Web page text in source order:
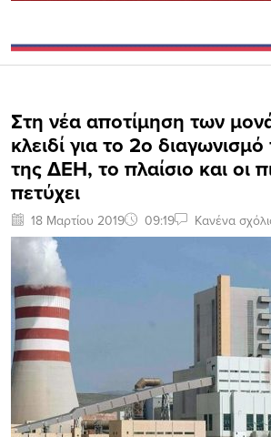
Στη νέα αποτίμηση των
κλειδί για το 2ο
της ΔΕΗ, το πλαίσιο και οι
πετύχει
18 Μαρτίου 2019 09:19 Κανένα